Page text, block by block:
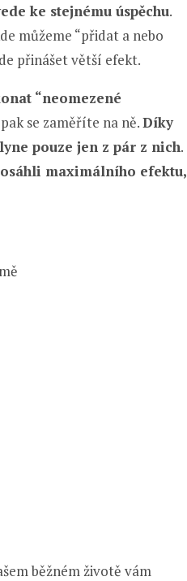
ke stejnému úspěchu.
můžeme “přidat a nebo
přinášet větší efekt.
“neomezené
se zaměříte na ně.Díky
pouze jen z pár z nich.
maximálního efektu,
běžném životě vám